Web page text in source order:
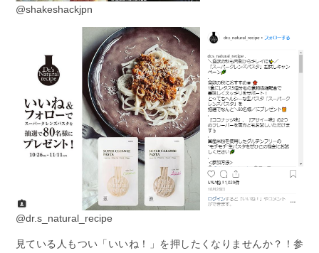
@shakeshackjpn
@dr.s_natural_recipe
見ている人もつい「いいね！」を押したくなりませんか？！参